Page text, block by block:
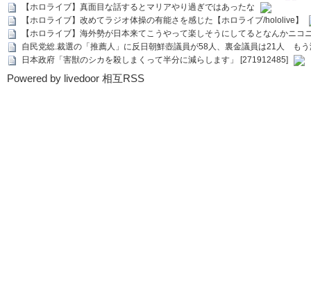
【ホロライブ】真面目な話するとマリアやり過ぎではあったな
【ホロライブ】改めてラジオ体操の有能さを感じた【ホロライブ/hololive】
【ホロライブ】海外勢が日本来てこうやって楽しそうにしてるとなんかニコ
自民党総.裁選の「推薦人」に反日朝鮮壺議員が58人、裏金議員は21人 も
日本政府「害獣のシカを殺しまくって半分に減らします」 [271912485]
Powered by livedoor 相互RSS